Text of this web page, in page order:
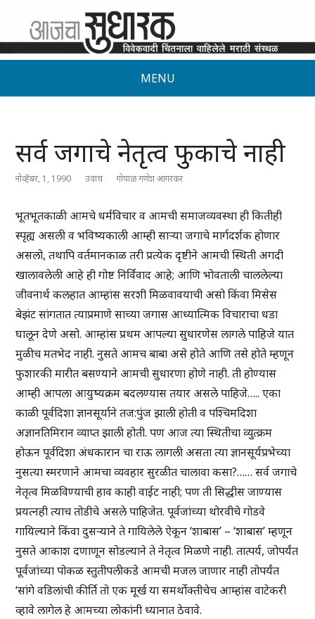
MENU
सर्व जगाचे नेतृत्व फुकाचे नाही
नोव्हेंबर, 1, 1990 उवाच गोपाळ गणेश आगरकर
भूतभूतकाळी आमचे धर्मविचार व आमची समाजव्यवस्था ही कितीही
स्पृह्य असली व भविष्यकाली आम्ही सार्‍या जगाचे मार्गदर्शक होणार
असलो, तथापि वर्तमानकाळ तरी प्रत्येक दृष्टीने आमची स्थिती अगदी
खालावलेली आहे ही गोष्ट निर्विवाद आहे; आणि भोवताली चाललेल्या
जीवनार्थ कलहात आम्हांस सरशी मिळवावयाची असो किंवा मिसेस
बेझंट सांगतात त्याप्रमाणे साच्या जगास आध्यात्मिक विचाराचा धडा
घालून देणे असो. आम्हांस प्रथम आपल्या सुधारणेस लागले पाहिजे यात
मुळीच मतभेद नाही. नुसते आमच बाबा असे होते आणि तसे होते म्हणून
फुशारकी मारीत बसण्याने आमची सुधारणा होणे नाही. ती होण्यास
आम्ही आपला आयुष्यक्रम बदलण्यास तयार असले पाहिजे….. एका
काळी पूर्वदिशा ज्ञानसूर्याने तज:पुंज झाली होती व पश्चिमदिशा
अज्ञानतिमिरान व्याप्त झाली होती. पण आज त्या स्थितीचा व्युत्क्रम
होऊन पूर्वदिशा अंधकारान चा राऊ लागली असता त्या ज्ञानसूर्यप्रभेच्या
नुसत्या स्मरणाने आमचा व्यवहार सुरळीत चालावा कसा?…… सर्व जगाचे
नेतृत्व मिळविण्याची हाव काही वाईट नाही; पण ती सिद्धीस जाण्यास
प्रयत्नही त्याच तोडीचे असले पाहिजेत. पूर्वजांच्या थोरवीचे गोडवे
गायिल्याने किंवा दुसर्‍याने ते गायिलेले ऐकून ‘शाबास’ – ‘शाबास’ म्हणून
नुसते आकाश दणाणून सोडल्याने ते नेतृत्व मिळणे नाही. तात्पर्य, जोपर्यंत
पूर्वजांच्या पोकळ स्तुतीपलीकडे आमची मजल जाणार नाही तोपर्यंत
‘सांगे वडिलांची कीर्ति तो एक मूर्ख या समर्थोक्तीचेच आम्हांस वाटेकरी
व्हावे लागेल हे आमच्या लोकांनी ध्यानात ठेवावे.